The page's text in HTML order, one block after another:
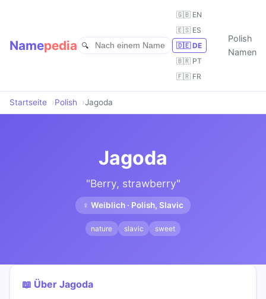
Namepedia
🇬🇧 EN
🇪🇸 ES
🇩🇪 DE
🇧🇷 PT
🇫🇷 FR
Polish
Namen
Startseite Polish Jagoda
Jagoda
"Berry, strawberry"
♀ Weiblich · Polish, Slavic
nature slavic sweet
📖 Über Jagoda